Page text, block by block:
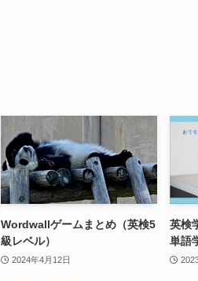
Wordwallゲームまとめ（英検5
級レベル）
2024年4月12日
英検
単語